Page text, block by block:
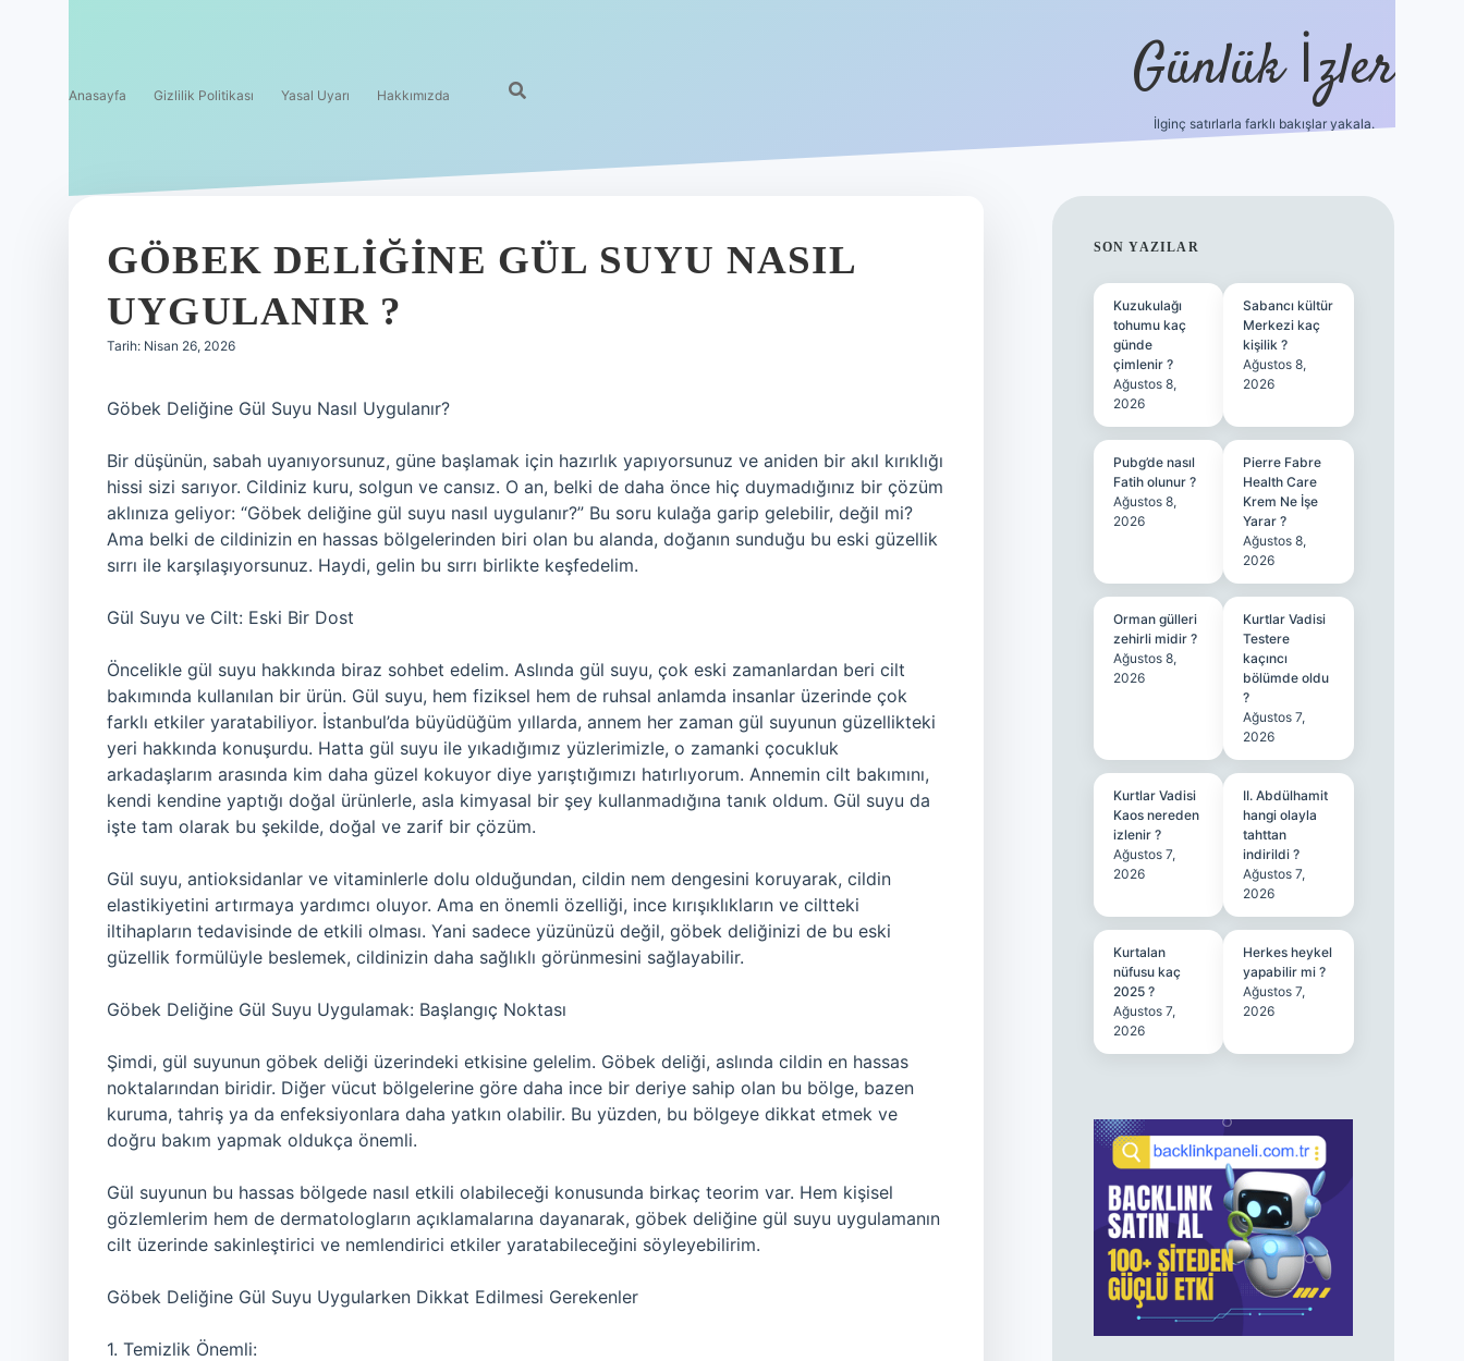
Anasayfa Gizlilik Politikası Yasal Uyarı Hakkımızda Günlük İzler
İlginç satırlarla farklı bakışlar yakala.
GÖBEK DELIĞINE GÜL SUYU NASIL
UYGULANIR ?
Tarih: Nisan 26, 2026
Göbek Deliğine Gül Suyu Nasıl Uygulanır?
Bir düşünün, sabah uyanıyorsunuz, güne başlamak için hazırlık yapıyorsunuz ve aniden bir akıl kırıklığı
hissi sizi sarıyor. Cildiniz kuru, solgun ve cansız. O an, belki de daha önce hiç duymadığınız bir çözüm
aklınıza geliyor: “Göbek deliğine gül suyu nasıl uygulanır?” Bu soru kulağa garip gelebilir, değil mi?
Ama belki de cildinizin en hassas bölgelerinden biri olan bu alanda, doğanın sunduğu bu eski güzellik
sırrı ile karşılaşıyorsunuz. Haydi, gelin bu sırrı birlikte keşfedelim.
Gül Suyu ve Cilt: Eski Bir Dost
Öncelikle gül suyu hakkında biraz sohbet edelim. Aslında gül suyu, çok eski zamanlardan beri cilt
bakımında kullanılan bir ürün. Gül suyu, hem fiziksel hem de ruhsal anlamda insanlar üzerinde çok
farklı etkiler yaratabiliyor. İstanbul’da büyüdüğüm yıllarda, annem her zaman gül suyunun güzellikteki
yeri hakkında konuşurdu. Hatta gül suyu ile yıkadığımız yüzlerimizle, o zamanki çocukluk
arkadaşlarım arasında kim daha güzel kokuyor diye yarıştığımızı hatırlıyorum. Annemin cilt bakımını,
kendi kendine yaptığı doğal ürünlerle, asla kimyasal bir şey kullanmadığına tanık oldum. Gül suyu da
işte tam olarak bu şekilde, doğal ve zarif bir çözüm.
Gül suyu, antioksidanlar ve vitaminlerle dolu olduğundan, cildin nem dengesini koruyarak, cildin
elastikiyetini artırmaya yardımcı oluyor. Ama en önemli özelliği, ince kırışıklıkların ve ciltteki
iltihapların tedavisinde de etkili olması. Yani sadece yüzünüzü değil, göbek deliğinizi de bu eski
güzellik formülüyle beslemek, cildinizin daha sağlıklı görünmesini sağlayabilir.
Göbek Deliğine Gül Suyu Uygulamak: Başlangıç Noktası
Şimdi, gül suyunun göbek deliği üzerindeki etkisine gelelim. Göbek deliği, aslında cildin en hassas
noktalarından biridir. Diğer vücut bölgelerine göre daha ince bir deriye sahip olan bu bölge, bazen
kuruma, tahriş ya da enfeksiyonlara daha yatkın olabilir. Bu yüzden, bu bölgeye dikkat etmek ve
doğru bakım yapmak oldukça önemli.
Gül suyunun bu hassas bölgede nasıl etkili olabileceği konusunda birkaç teorim var. Hem kişisel
gözlemlerim hem de dermatologların açıklamalarına dayanarak, göbek deliğine gül suyu uygulamanın
cilt üzerinde sakinleştirici ve nemlendirici etkiler yaratabileceğini söyleyebilirim.
Göbek Deliğine Gül Suyu Uygularken Dikkat Edilmesi Gerekenler
1. Temizlik Önemli:
SIDEBAR
SON YAZILAR
Kuzukulağı
tohumu kaç
günde
çimlenir ?
Ağustos 8,
2026
Sabancı kültür
Merkezi kaç
kişilik ?
Ağustos 8,
2026
Pubg’de nasıl
Fatih olunur ?
Ağustos 8,
2026
Pierre Fabre
Health Care
Krem Ne İşe
Yarar ?
Ağustos 8,
2026
Orman gülleri
zehirli midir ?
Ağustos 8,
2026
Kurtlar Vadisi
Testere
kaçıncı
bölümde oldu
?
Ağustos 7,
2026
Kurtlar Vadisi
Kaos nereden
izlenir ?
Ağustos 7,
2026
II. Abdülhamit
hangi olayla
tahttan
indirildi ?
Ağustos 7,
2026
Kurtalan
nüfusu kaç
2025 ?
Ağustos 7,
2026
Herkes heykel
yapabilir mi ?
Ağustos 7,
2026
ilbet